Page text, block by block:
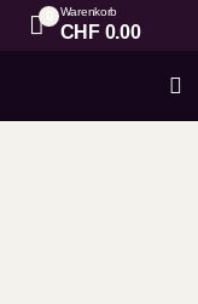
Warenkorb
CHF0.00